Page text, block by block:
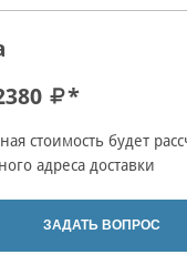
*
стоимость будет
адреса доставки
ЗАДАТЬ ВОПРОС